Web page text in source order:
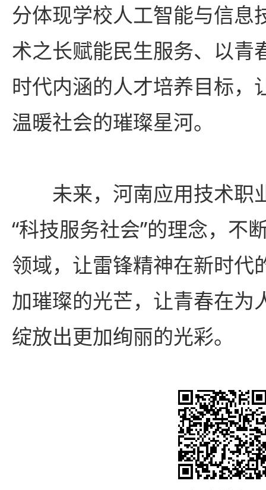
分体现学校人工智能与信息
术之长赋能民生服务、以青
时代内涵的人才培养目标，
温暖社会的璀璨星河。
未来，河南应用技术职
“科技服务社会”的理念，不
领域，让雷锋精神在新时代
加璀璨的光芒，让青春在为
绽放出更加绚丽的光彩。